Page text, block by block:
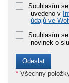
Souhlasím
uvedeno v
údajů ve
Souhlasím
novinek o
* Všechny